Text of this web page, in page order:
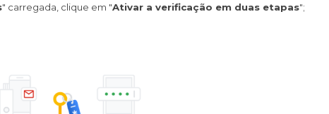
" carregada, clique em "Ativar a verificação em duas etapas";